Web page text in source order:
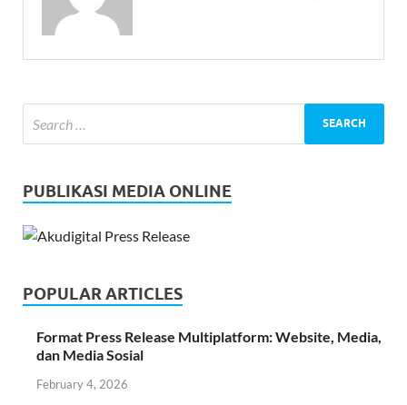
PUBLIKASI MEDIA ONLINE
POPULAR ARTICLES
Format Press Release Multiplatform: Website, Media,
dan Media Sosial
February 4, 2026